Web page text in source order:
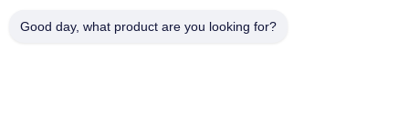
Good day, what product are you looking for?